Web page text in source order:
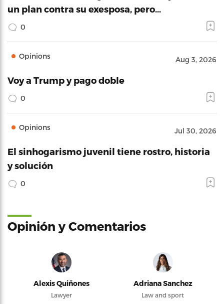
un plan contra su exesposa, pero…
0
Opinions Aug 3, 2026
Voy a Trump y pago doble
0
Opinions Jul 30, 2026
El sinhogarismo juvenil tiene rostro, historia
y solución
0
Opinión y Comentarios
Alexis Quiñones
Lawyer
Adriana Sanchez
Law and sport